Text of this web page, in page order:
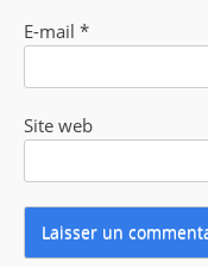
E-mail *
Site web